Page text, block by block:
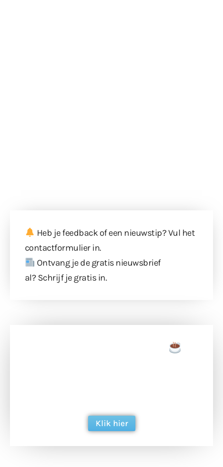
Heb je feedback of een nieuwstip? Vul het
contactformulierin.
Ontvang je de gratis nieuwsbrief
al? Schrijf je gratis in.
Klik hier